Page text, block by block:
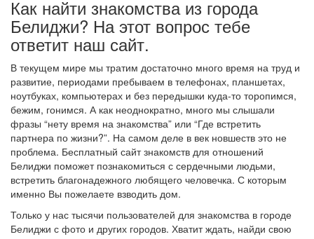
Как найти знакомства из города
Белиджи? На этот вопрос тебе
ответит наш сайт.
В текущем мире мы тратим достаточно много время на труд и
развитие, периодами пребываем в телефонах, планшетах,
ноутбуках, компьютерах и без передышки куда-то торопимся,
бежим, гонимся. А как неоднократно, много мы слышали
фразы “нету время на знакомства” или “Где встретить
партнера по жизни?”. На самом деле в век новшеств это не
проблема. Бесплатный сайт знакомств для отношений
Белиджи поможет познакомиться с сердечными людьми,
встретить благонадежного любящего человечка. С которым
именно Вы пожелаете взводить дом.
Только у нас тысячи пользователей для знакомства в городе
Белиджи с фото и других городов. Хватит ждать, найди свою